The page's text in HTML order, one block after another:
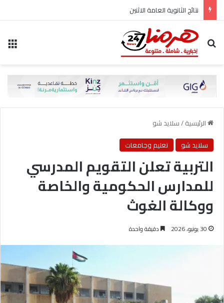
نتائج الثانوية العامة الاثنين
بحث عن
الرئيسية/سلايد شو
سلايد شو
تعليم وجامعات
التربية تعلن التقويم المدرسي
للمدارس الحكومية والخاصة
ووكالة الغوث
30 يونيو، 2026 دقيقة واحدة